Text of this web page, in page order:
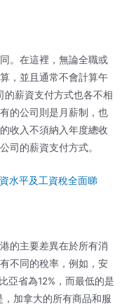
。在這裡，無論全職或
，並且通常不會計算午
薪資支付方式也各不相
的公司則是月薪制，也
收入不須納入年度總收
司的薪資支付方式。
水平及工資稅全面睇
的主要差異在於所有消
不同的稅率，例如，安
亞省為12%，而最低的是
加拿大的所有商品和服